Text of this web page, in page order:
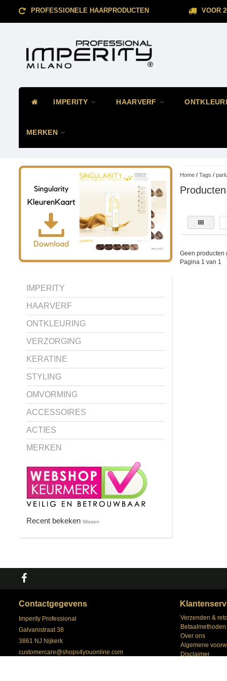
PROFESSIONELE HAARPRODUCTEN VOOR
IMPERITY HAARVERF
MERKEN
IMPERITY
HAARVERF
ONTKLEURING
VERZORGING
KERATINE
STYLING
OMVORMING
ACCESSOIRES
ACTIES
MERKEN
Recent bekeken Wissen
Home/ Tags /
Geen producten
Pagina 1 van 1
Contactgegevens
Imperity Professional
Galvanistraat 38
3861 NJ Nijkerk
customercare@shops4youonline.com
Verzenden &
Betaalmethoden
Over ons
Algemene
Disclaimer